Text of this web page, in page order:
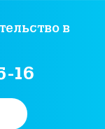
в
16